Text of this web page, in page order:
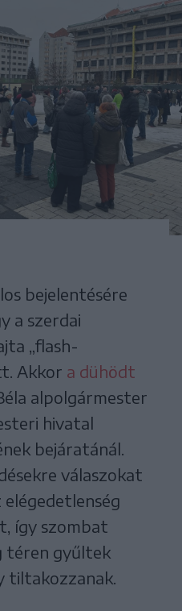
bejelentésére
a szerdai
„flash-
Akkor a dühödt
alpolgármester
hivatal
bejáratánál.
válaszokat
így szombat
téren gyűltek
tiltakozzanak.